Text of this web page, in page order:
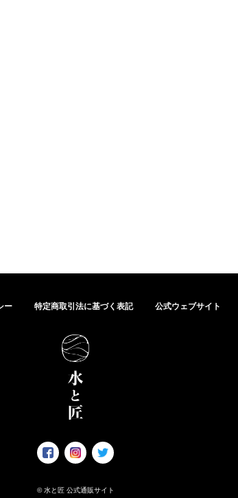
ー 特定商取引法に基づく表記 公式ウェブサイト
© 水と匠 公式通販サイト